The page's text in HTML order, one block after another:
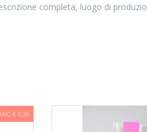
completa, luogo di
€ 0,36